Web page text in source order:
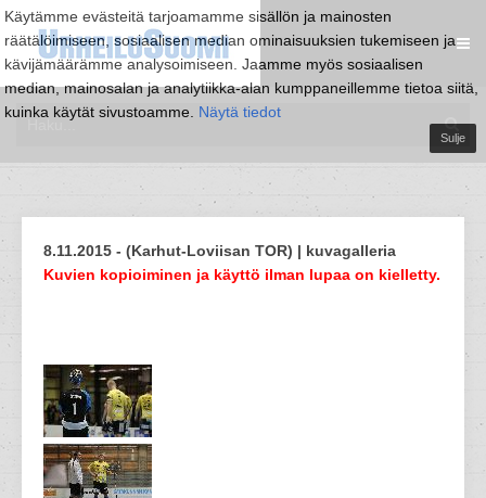
Käytämme evästeitä tarjoamamme sisällön ja mainosten
räätälöimiseen, sosiaalisen median ominaisuuksien tukemiseen ja
kävijämäärämme analysoimiseen. Jaamme myös sosiaalisen
median, mainosalan ja analytiikka-alan kumppaneillemme tietoa siitä,
kuinka käytät sivustoamme. Näytä tiedot
Sulje
8.11.2015 - (Karhut-Loviisan TOR) | kuvagalleria
Kuvien kopioiminen ja käyttö ilman lupaa on kielletty.